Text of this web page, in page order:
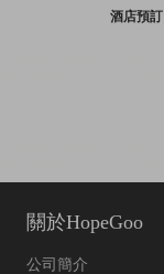
酒店預訂
關於HopeGoo
公司簡介